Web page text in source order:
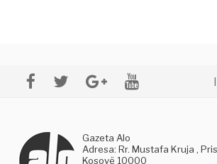
Gazeta Alo
Adresa: Rr. Mustafa Kruja ,
Kosovë 10000